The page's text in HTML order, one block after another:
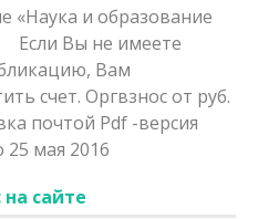
«Наука и образование
Если Вы не имеете
Вам
счет. Оргвзносот руб.
почтой Pdf -версия
25 мая 2016
сайте